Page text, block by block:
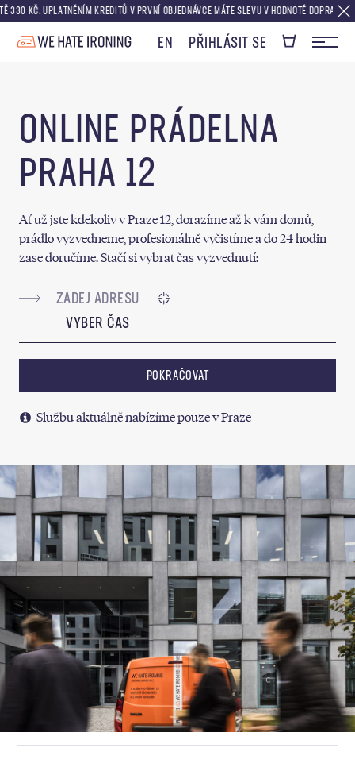
UPLATNĚNÍM KREDITŮ V PRVNÍ OBJEDNÁVCE MÁTE SLEVU V HODNOTĚ DOPRAVY
EN PŘIHLÁSIT SE
ONLINE PRÁDELNA
PRAHA 12
Ať už jste kdekoliv v Praze 12, dorazíme až k vám domů,
prádlo vyzvedneme, profesionálně vyčistíme a do 24 hodin
zase doručíme. Stačí si vybrat čas vyzvednutí:
VYBER ČAS
POKRAČOVAT
Službu aktuálně nabízíme pouze v Praze